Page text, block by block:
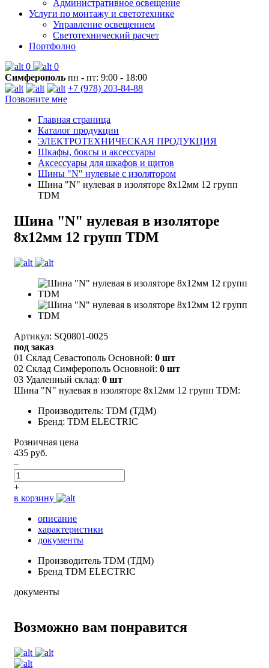
Административное освещение
Услуги по монтажу и светотехнике
Управление освещением
Светотехнический расчет
Портфолио
0
0
Симферополь пн - пт: 9:00 - 18:00
+7 (978) 203-84-88
Позвоните мне
Главная страница
Каталог продукции
ЭЛЕКТРОТЕХНИЧЕСКАЯ ПРОДУКЦИЯ
Шкафы, боксы и аксессуары
Аксессуары для шкафов и щитов
Шины "N" нулевые с изолятором
Шина "N" нулевая в изоляторе 8х12мм 12 групп
TDM
Шина "N" нулевая в изоляторе
8х12мм 12 групп TDM
Артикул: SQ0801-0025
под заказ
01 Склад Севастополь Основной: 0 шт
02 Склад Симферополь Основной: 0 шт
03 Удаленный склад: 0 шт
Шина "N" нулевая в изоляторе 8х12мм 12 групп TDM:
Производитель: TDM (ТДМ)
Бренд: TDM ELECTRIC
Розничная цена
435 руб.
–
+
в корзину
описание
характеристики
документы
Производитель TDM (ТДМ)
Бренд TDM ELECTRIC
документы
Возможно вам понравится